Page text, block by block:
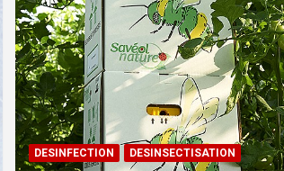
DESINFECTION DESINSECTISATION